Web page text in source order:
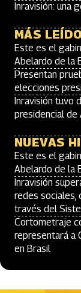
Inravisión: una
MÁS LEÍDO
Este es el
Abelardo de la
Presentan
elecciones
Inravisión tuvo
presidencial de
NUEVAS
Este es el
Abelardo de la
Inravisión
redes sociales,
través del
Cortometraje
representará a
en Brasil